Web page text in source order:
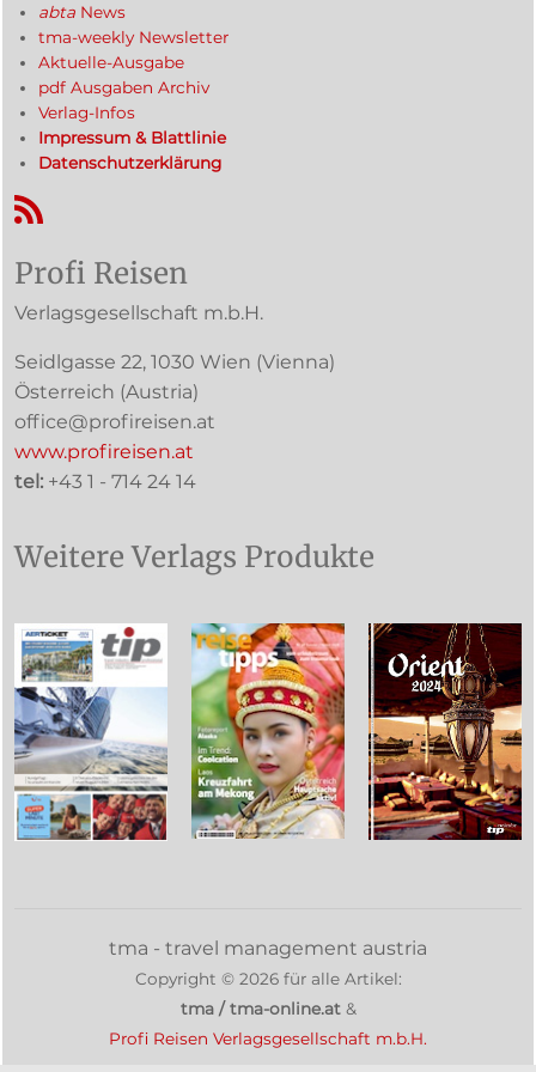
abta News
tma-weekly Newsletter
Aktuelle-Ausgabe
pdf Ausgaben Archiv
Verlag-Infos
Impressum & Blattlinie
Datenschutzerklärung
RSS-Feed
Profi Reisen
Verlagsgesellschaft m.b.H.
Seidlgasse 22, 1030 Wien (Vienna)
Österreich (Austria)
office@profireisen.at
www.profireisen.at
tel: +43 1 - 714 24 14
Weitere Verlags Produkte
tma - travel management austria
Copyright © 2026für alle Artikel:
tma / tma-online.at&
Profi Reisen Verlagsgesellschaft m.b.H.